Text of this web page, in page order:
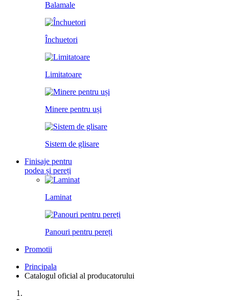
Balamale
Închuetori
Limitatoare
Minere pentru uși
Sistem de glisare
Finisaje pentru
podea și pereți
Laminat
Panouri pentru pereți
Promotii
Principala
Catalogul oficial al producatorului